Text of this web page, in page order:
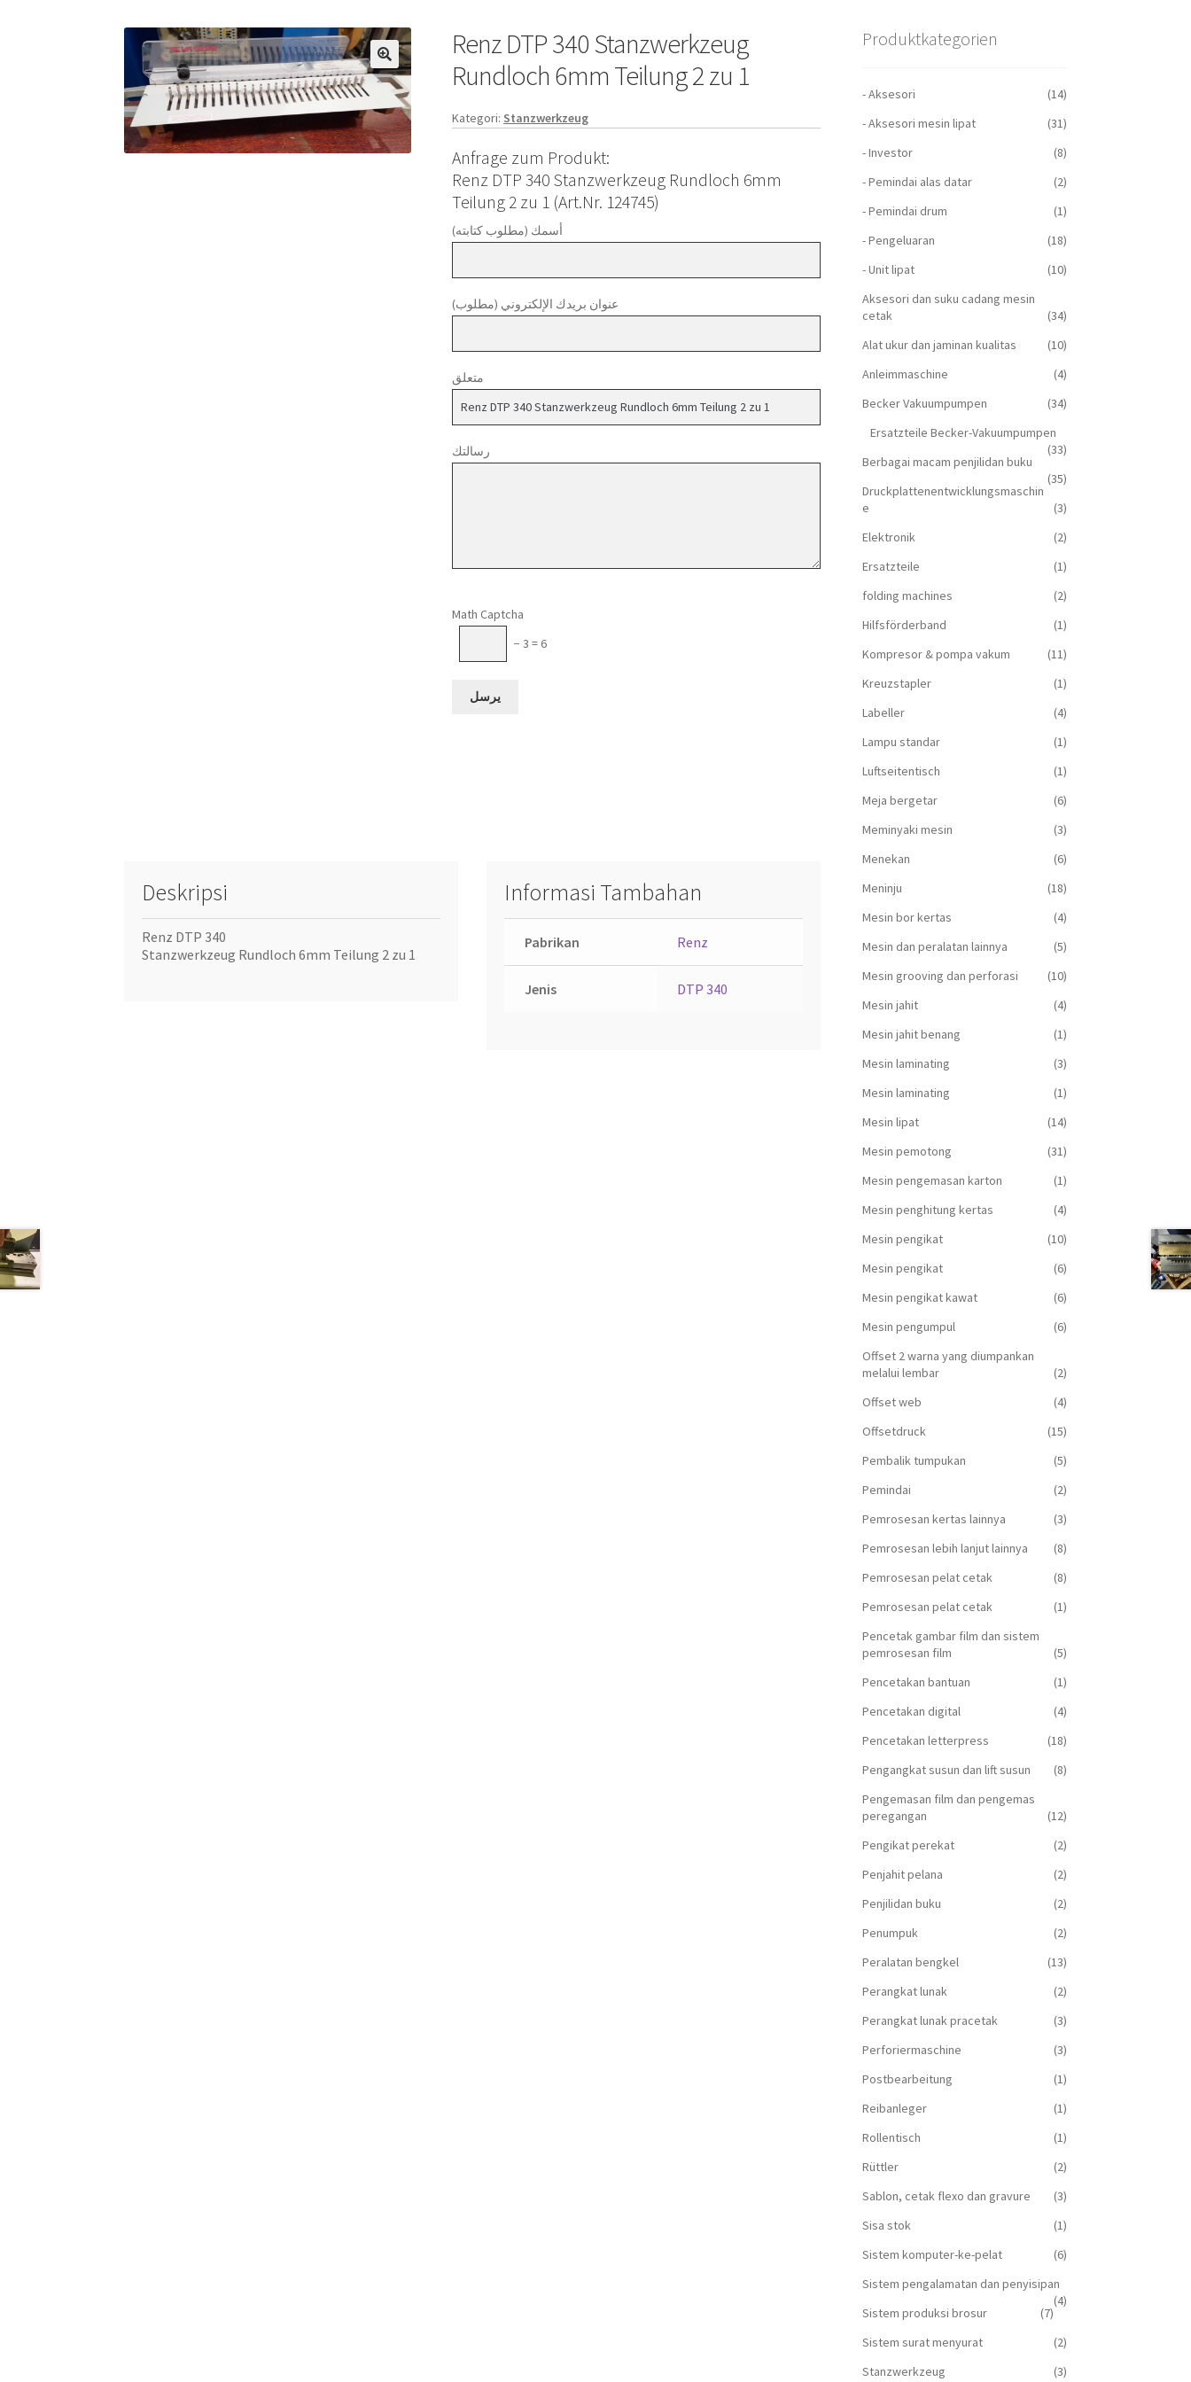
Renz DTP 340 Stanzwerkzeug
Rundloch 6mm Teilung 2 zu 1
Kategori: Stanzwerkzeug
Anfrage zum Produkt:
Renz DTP 340 Stanzwerkzeug Rundloch 6mm
Teilung 2 zu 1 (Art.Nr. 124745)
أسمك (مطلوب كتابته)
عنوان بريدك الإلكتروني (مطلوب)
متعلق
رسالتك
Math Captcha
− 3 = 6
Deskripsi
Renz DTP 340
Stanzwerkzeug Rundloch 6mm Teilung 2 zu 1
Informasi Tambahan
Pabrikan Renz
Jenis DTP 340
Produktkategorien
- Aksesori
(14)
- Aksesori mesin lipat
(31)
- Investor
(8)
- Pemindai alas datar
(2)
- Pemindai drum
(1)
- Pengeluaran
(18)
- Unit lipat
(10)
Aksesori dan suku cadang mesin
cetak
(34)
Alat ukur dan jaminan kualitas
(10)
Anleimmaschine
(4)
Becker Vakuumpumpen
(34)
Ersatzteile Becker-Vakuumpumpen
(33)
Berbagai macam penjilidan buku
(35)
Druckplattenentwicklungsmaschin
e
(3)
Elektronik
(2)
Ersatzteile
(1)
folding machines
(2)
Hilfsförderband
(1)
Kompresor & pompa vakum
(11)
Kreuzstapler
(1)
Labeller
(4)
Lampu standar
(1)
Luftseitentisch
(1)
Meja bergetar
(6)
Meminyaki mesin
(3)
Menekan
(6)
Meninju
(18)
Mesin bor kertas
(4)
Mesin dan peralatan lainnya
(5)
Mesin grooving dan perforasi
(10)
Mesin jahit
(4)
Mesin jahit benang
(1)
Mesin laminating
(3)
Mesin laminating
(1)
Mesin lipat
(14)
Mesin pemotong
(31)
Mesin pengemasan karton
(1)
Mesin penghitung kertas
(4)
Mesin pengikat
(10)
Mesin pengikat
(6)
Mesin pengikat kawat
(6)
Mesin pengumpul
(6)
Offset 2 warna yang diumpankan
melalui lembar
(2)
Offset web
(4)
Offsetdruck
(15)
Pembalik tumpukan
(5)
Pemindai
(2)
Pemrosesan kertas lainnya
(3)
Pemrosesan lebih lanjut lainnya
(8)
Pemrosesan pelat cetak
(8)
Pemrosesan pelat cetak
(1)
Pencetak gambar film dan sistem
pemrosesan film
(5)
Pencetakan bantuan
(1)
Pencetakan digital
(4)
Pencetakan letterpress
(18)
Pengangkat susun dan lift susun
(8)
Pengemasan film dan pengemas
peregangan
(12)
Pengikat perekat
(2)
Penjahit pelana
(2)
Penjilidan buku
(2)
Penumpuk
(2)
Peralatan bengkel
(13)
Perangkat lunak
(2)
Perangkat lunak pracetak
(3)
Perforiermaschine
(3)
Postbearbeitung
(1)
Reibanleger
(1)
Rollentisch
(1)
Rüttler
(2)
Sablon, cetak flexo dan gravure
(3)
Sisa stok
(1)
Sistem komputer-ke-pelat
(6)
Sistem pengalamatan dan penyisipan
(4)
Sistem produksi brosur
(7)
Sistem surat menyurat
(2)
Stanzwerkzeug
(3)